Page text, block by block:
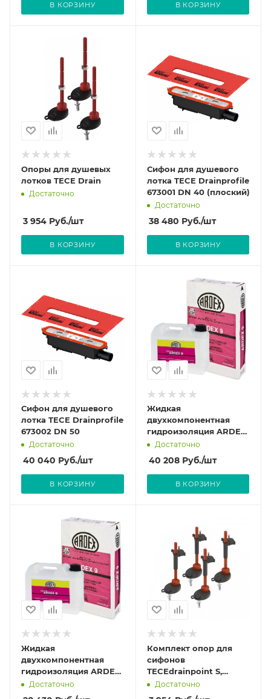
В КОРЗИНУ В КОРЗИНУ
Опоры для душевых
лотков TECE Drain
Достаточно
3 954 Руб./шт
В КОРЗИНУ
Сифон для душевого
лотка TECE Drainprofile
673001 DN 40 (плоский)
Достаточно
38 480 Руб./шт
В КОРЗИНУ
Сифон для душевого
лотка TECE Drainprofile
673002 DN 50
Достаточно
40 040 Руб./шт
В КОРЗИНУ
Жидкая
двухкомпонентная
гидроизоляция ARDEX
(25кг). Готовое
Достаточно
40 208Руб./шт
В КОРЗИНУ
Жидкая
двухкомпонентная
гидроизоляция ARDEX
(10кг). Готовое
Достаточно
Комплект опор для
сифонов
TECEdrainpoint S,
3690007
Достаточно